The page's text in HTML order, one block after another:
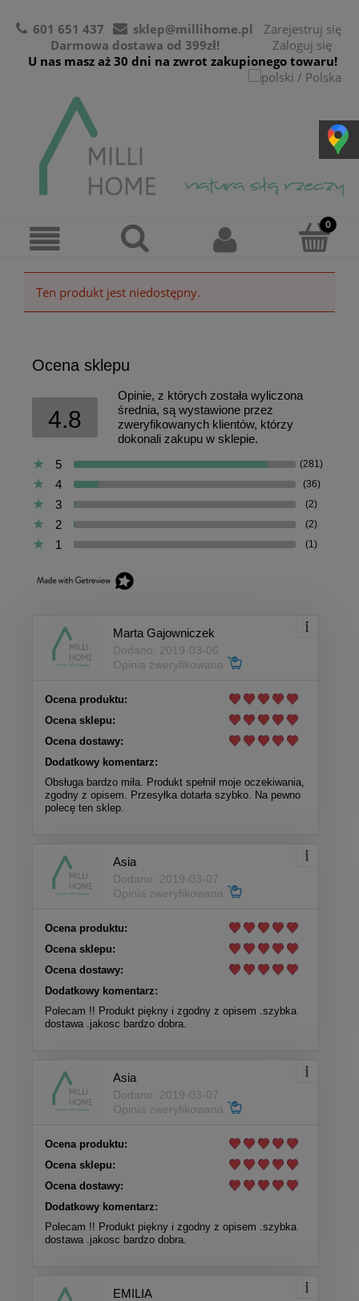
601 651 437
sklep@millihome.pl
Darmowa dostawa od 399zł!
U nas masz aż 30 dni na zwrot zakupionego towaru!
Zarejestruj się
Zaloguj się
Ten produkt jest niedostępny.
Ocena sklepu
4.8
Opinie, z których została wyliczona
średnia, są wystawione przez
zweryfikowanych klientów, którzy
dokonali zakupu w sklepie.
5
(281)
4 (36)
3 (2)
2 (2)
1 (1)
Marta Gajowniczek
Dodano: 2019-03-06
Opinia zweryfikowana
Ocena produktu:
Ocena sklepu:
Ocena dostawy:
Dodatkowy komentarz:
Obsługa bardzo miła. Produkt spełnił moje oczekiwania,
zgodny z opisem. Przesyłka dotarła szybko. Na pewno
polecę ten sklep.
Asia
Dodano: 2019-03-07
Opinia zweryfikowana
Ocena produktu:
Ocena sklepu:
Ocena dostawy:
Dodatkowy komentarz:
Polecam !! Produkt piękny i zgodny z opisem .szybka
dostawa .jakosc bardzo dobra.
Asia
Dodano: 2019-03-07
Opinia zweryfikowana
Ocena produktu:
Ocena sklepu:
Ocena dostawy:
Dodatkowy komentarz:
Polecam !! Produkt piękny i zgodny z opisem .szybka
dostawa .jakosc bardzo dobra.
EMILIA